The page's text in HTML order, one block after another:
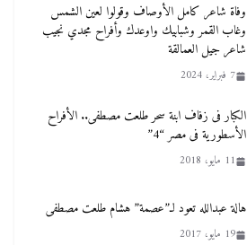
وفاة شاعر كامل الأوصاف وقولوا لعين الشمس
وغاب القمر وشبابيك واوعدك وأفراح مجدي نجيب
شاعر جيل العمالقة
7 فبراير، 2024
الكبار فى زفاف ابنة سحر طلعت مصطفى.. الأفراح
الأسطورية فى مصر “4”
11 مايو، 2018
هالة عبدالله تعود لـ”عصمة” هشام طلعت مصطفى
19 مايو، 2017